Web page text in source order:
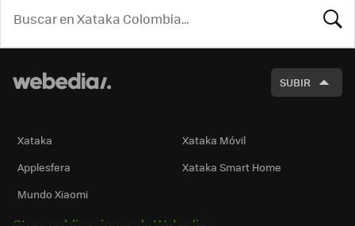
SUBIR
Xataka
Xataka Móvil
Applesfera
Xataka Smart Home
Mundo Xiaomi